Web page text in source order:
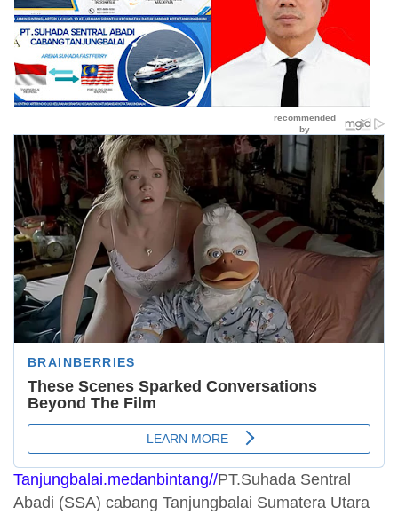
Tanjungbalai.medanbintang//PT.Suhada Sentral
Abadi (SSA) cabang Tanjungbalai Sumatera Utara